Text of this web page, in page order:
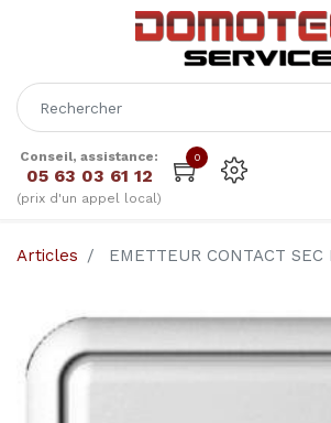
Conseil, assistance:
05 63 03 61 12
(prix d'un appel local)
0
Articles EMETTEUR CONTACT SEC